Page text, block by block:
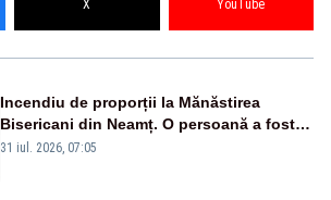
X YouTube
Incendiu de proporții la Mănăstirea
Bisericani din Neamț. O persoană a fost
găsită carbonizată - FOTO/ VIDEO
31 iul. 2026, 07:05